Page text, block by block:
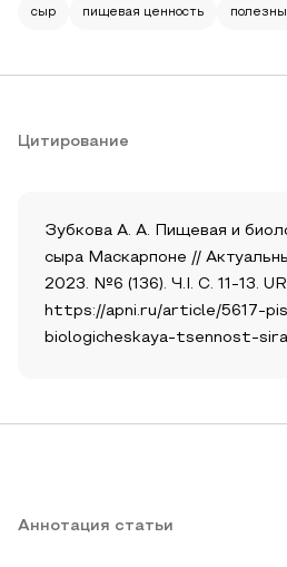
сыр пищевая ценность
Цитирование
Зубкова А. А. Пищевая и
сыра Маскарпоне //
2023. №6 (136). Ч.I. С. 11-13.
https://apni.ru/article/5617-
biologicheskaya-tsennost-sira
Аннотация статьи